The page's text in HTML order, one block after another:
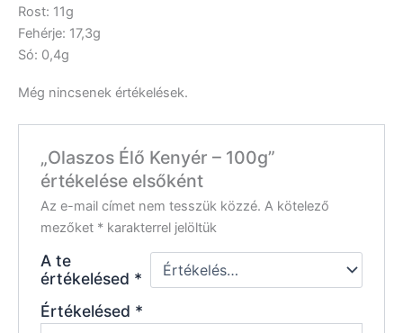
Rost: 11g
Fehérje: 17,3g
Só: 0,4g
Még nincsenek értékelések.
„Olaszos Élő Kenyér – 100g”
értékelése elsőként
Az e-mail címet nem tesszük közzé. A kötelező
mezőket * karakterrel jelöltük
A te
értékelésed *
Értékelésed *